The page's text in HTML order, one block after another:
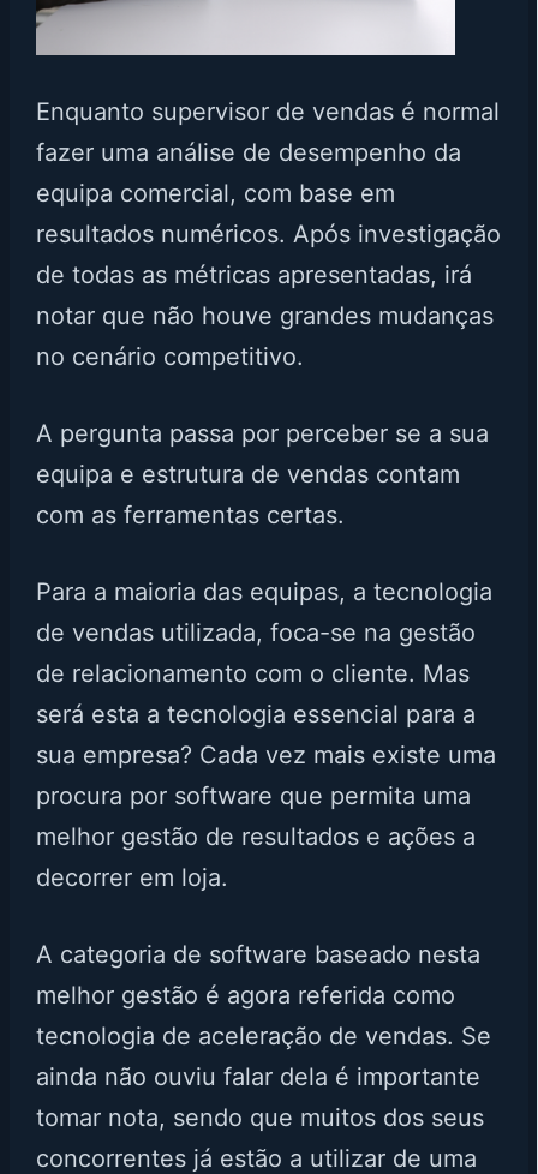
Enquanto supervisor de vendas é normal
fazer uma análise de desempenho da
equipa comercial, com base em
resultados numéricos. Após investigação
de todas as métricas apresentadas, irá
notar que não houve grandes mudanças
no cenário competitivo.
A pergunta passa por perceber se a sua
equipa e estrutura de vendas contam
com as ferramentas certas.
Para a maioria das equipas, a tecnologia
de vendas utilizada, foca-se na gestão
de relacionamento com o cliente. Mas
será esta a tecnologia essencial para a
sua empresa? Cada vez mais existe uma
procura por software que permita uma
melhor gestão de resultados e ações a
decorrer em loja.
A categoria de software baseado nesta
melhor gestão é agora referida como
tecnologia de aceleração de vendas. Se
ainda não ouviu falar dela é importante
tomar nota, sendo que muitos dos seus
concorrentes já estão a utilizar de uma